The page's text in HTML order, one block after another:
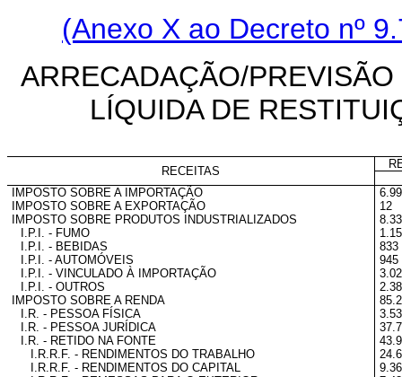
(Anexo X ao Decreto nº
ARRECADAÇÃO/
LÍQUIDA DE
RECEITAS
IMPOSTO SOBRE A IMPORTAÇÃO
IMPOSTO SOBRE A EXPORTAÇÃO
12
IMPOSTO SOBRE PRODUTOS INDUSTRIALIZADOS
I.P.I. - FUMO
I.P.I. - BEBIDAS
833
I.P.I. - AUTOMÓVEIS
945
I.P.I. - VINCULADO À IMPORTAÇÃO
I.P.I. - OUTROS
IMPOSTO SOBRE A RENDA
I.R. - PESSOA FÍSICA
I.R. - PESSOA JURÍDICA
I.R. - RETIDO NA FONTE
I.R.R.F. - RENDIMENTOS DO TRABALHO
I.R.R.F. - RENDIMENTOS DO CAPITAL